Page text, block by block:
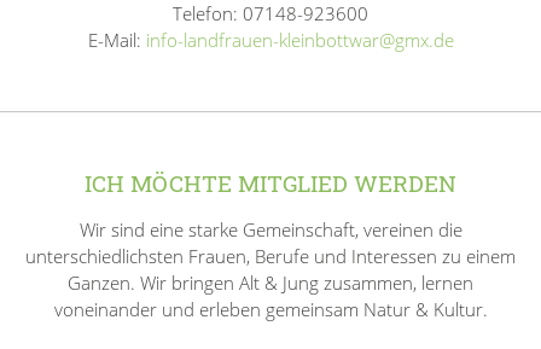
Telefon: 07148-923600
E-Mail: info-landfrauen-kleinbottwar@gmx.de
ICH MÖCHTE MITGLIED WERDEN
Wir sind eine starke Gemeinschaft, vereinen die
unterschiedlichsten Frauen, Berufe und Interessen zu einem
Ganzen. Wir bringen Alt & Jung zusammen, lernen
voneinander und erleben gemeinsam Natur & Kultur.